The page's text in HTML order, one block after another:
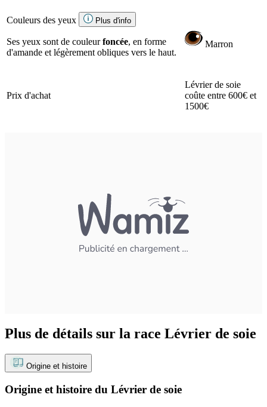
Couleurs des yeux Plus d'info
Ses yeux sont de couleurfoncée, en forme
d'amande et légèrement obliques vers le haut.
Marron
Prix d'achat
Lévrier de soie
coûte entre 600€ et
1500€
Plus de détails sur la race Lévrier de soie
Origine et histoire
Origine et histoire du Lévrier de soie